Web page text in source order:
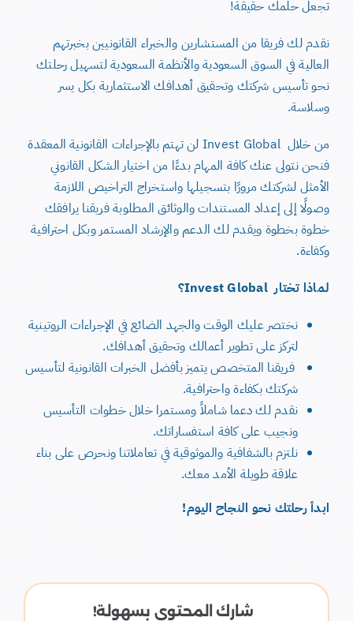
تجعل حلمك حقيقة!
نقدم لك فريقا من المستشارين والخبراء القانونيين بخبرتهم
العالية في السوق السعودية والأنظمة السعودية لتسهيل رحلتك
نحو تأسيس شركتك وتحقيق أهدافك الاستثمارية بكل يسر
وسلاسة.
من خلال Invest Global لن تهتم بالإجراءات القانونية المعقدة
فنحن نتولى عنك كافة المهام بدءًا من اختيار الشكل القانوني
الأمثل لشركتك مرورًا بتسجيلها واستخراج التراخيص اللازمة
وصولًا إلى إعداد المستندات والوثائق المطلوبة فريقنا يرافقك
خطوة بخطوة ويقدم لك الدعم والإرشاد المستمر وبكل احترافية
وكفاءة.
لماذا تختار Invest Global؟
نختصر عليك الوقت والجهد الضائع في الإجراءات الروتينية
لتركز على تطوير أعمالك وتحقيق أهدافك.
فريقنا المتخصص يتميز بأفضل الخبرات القانونية لتأسيس
شركتك بكفاءة واحترافية.
نقدم لك دعما شاملاً ومستمرا خلال خطوات التأسيس
ونجيب على كافة استفساراتك.
نلتزم بالشفافية والموثوقية في تعاملاتنا ونحرص على بناء
علاقة طويلة الأمد معك.
ابدأ رحلتك نحو النجاح اليوم!
شارك المحتوى بسهولة!